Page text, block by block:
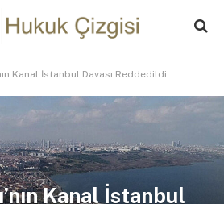
Kanal İstanbul Davası Reddedildi
Kanal İstanbul